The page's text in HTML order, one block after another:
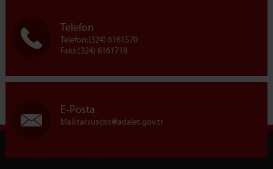
Telefon
Telefon:(324) 6161570
Faks:(324) 6161718
E-Posta
Mail:tarsuscbs adalet.gov.tr